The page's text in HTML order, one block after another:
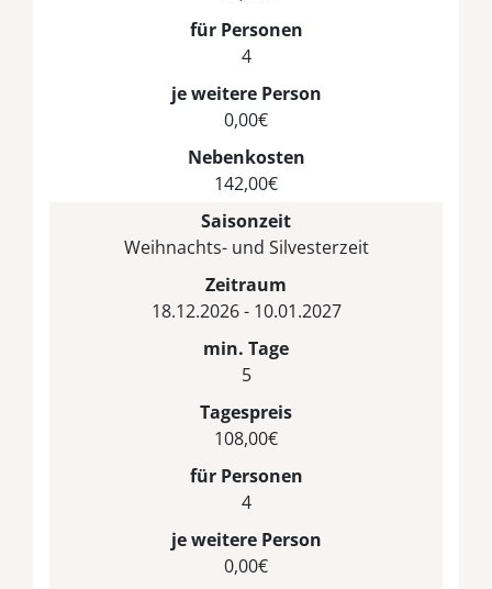
für Personen
4
je weitere Person
0,00€
Nebenkosten
142,00€
Saisonzeit
Weihnachts- und Silvesterzeit
Zeitraum
18.12.2026 - 10.01.2027
min. Tage
5
Tagespreis
108,00€
für Personen
4
je weitere Person
0,00€